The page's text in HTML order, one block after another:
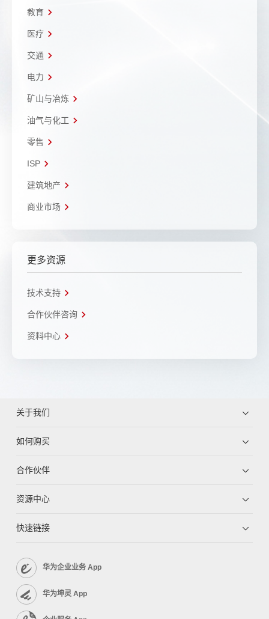
教育
医疗
交通
电力
矿山与冶炼
油气与化工
零售
ISP
建筑地产
商业市场
更多资源
技术支持
合作伙伴咨询
资料中心
关于我们
如何购买
合作伙伴
资源中心
快速链接
华为企业业务 App
华为坤灵 App